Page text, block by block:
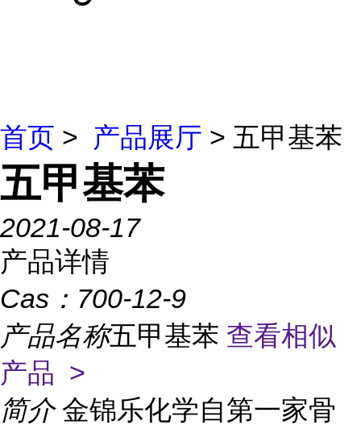
首页 > 产品展厅 > 五甲基苯
五甲基苯
2021-08-17
产品详情
Cas： 700-12-9
产品名称五甲基苯 查看相似
产品 >
简介 金锦乐化学自第一家骨